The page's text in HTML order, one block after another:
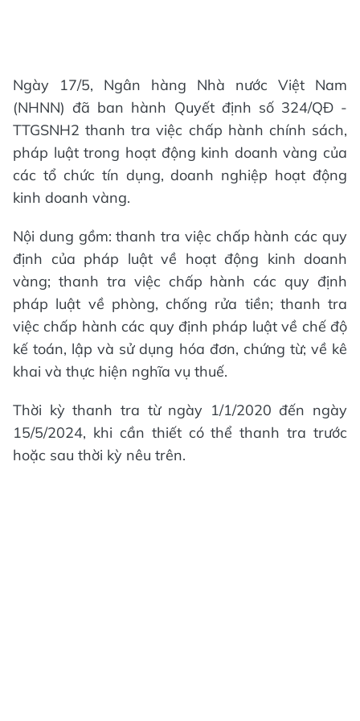
Ngày 17/5, Ngân hàng Nhà nước Việt Nam
(NHNN) đã ban hành Quyết định số 324/QĐ -
TTGSNH2 thanh tra việc chấp hành chính sách,
pháp luật trong hoạt động kinh doanh vàng của
các tổ chức tín dụng, doanh nghiệp hoạt động
kinh doanh vàng.
Nội dung gồm: thanh tra việc chấp hành các quy
định của pháp luật về hoạt động kinh doanh
vàng; thanh tra việc chấp hành các quy định
pháp luật về phòng, chống rửa tiền; thanh tra
việc chấp hành các quy định pháp luật về chế độ
kế toán, lập và sử dụng hóa đơn, chứng từ; về kê
khai và thực hiện nghĩa vụ thuế.
Thời kỳ thanh tra từ ngày 1/1/2020 đến ngày
15/5/2024, khi cần thiết có thể thanh tra trước
hoặc sau thời kỳ nêu trên.